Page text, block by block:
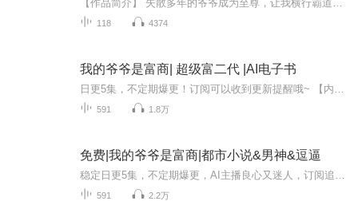
118 4374
我的爷爷是富商| 超级富二代 |AI电子书
591 1.8万
免费|我的爷爷是富商|都市小说&男神&逗逼
591 2.2万